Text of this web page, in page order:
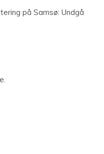
på Samsø: Undgå